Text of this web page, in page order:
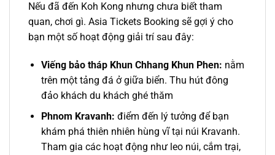
Nếu đã đến Koh Kong nhưng chưa biết tham
quan, chơi gì. Asia Tickets Booking sẽ gợi ý cho
bạn một số hoạt động giải trí sau đây:
Viếng bảo tháp Khun Chhang Khun Phen: nằm
trên một tảng đá ở giữa biển. Thu hút đông
đảo khách du khách ghé thăm
Phnom Kravanh: điểm đến lý tưởng để bạn
khám phá thiên nhiên hùng vĩ tại núi Kravanh.
Tham gia các hoạt động như leo núi, cắm trại,